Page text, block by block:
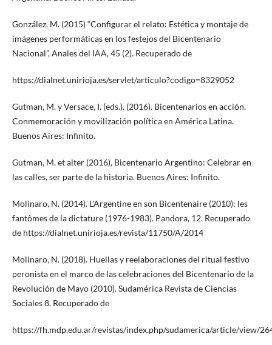
González, M. (2015) “Configurar el relato: Estética y montaje de
imágenes performáticas en los festejos del Bicentenario
Nacional”, Anales del IAA, 45 (2). Recuperado de
https://dialnet.unirioja.es/servlet/articulo?codigo=8329052
Gutman, M. y Versace, I. (eds.). (2016). Bicentenarios en acción.
Conmemoración y movilización política en América Latina.
Buenos Aires: Infinito.
Gutman, M. et alter (2016), Bicentenario Argentino: Celebrar en
las calles, ser parte de la historia. Buenos Aires: Infinito.
Molinaro, N. (2014). L'Argentine en son Bicentenaire (2010): les
fantômes de la dictature (1976-1983). Pandora, 12. Recuperado
de https://dialnet.unirioja.es/revista/11750/A/2014
Molinaro, N. (2018). Huellas y reelaboraciones del ritual festivo
peronista en el marco de las celebraciones del Bicentenario de la
Revolución de Mayo (2010). Sudamérica Revista de Ciencias
Sociales 8. Recuperado de
https://fh.mdp.edu.ar/revistas/index.php/sudamerica/article/view/